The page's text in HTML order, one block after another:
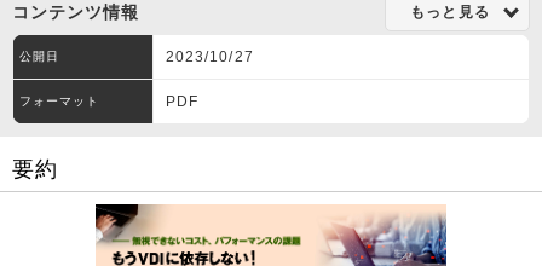
コンテンツ情報 もっと見る
公開日 2023/10/27
フォーマット PDF
要約